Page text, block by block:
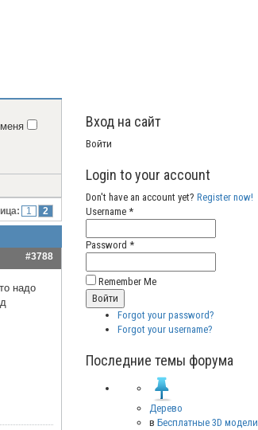
1 2
#3788
надо
Вход на сайт
Войти
Login to your account
Don't have an account yet? Register now!
Username *
Password *
Remember Me
Forgot your password?
Forgot your username?
Последние темы форума
Дерево
в Бесплатные 3D модели